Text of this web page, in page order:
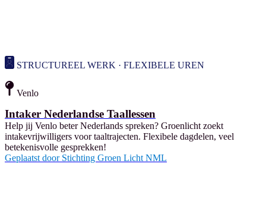
STRUCTUREEL WERK · FLEXIBELE UREN
Venlo
Intaker Nederlandse Taallessen
Help jij Venlo beter Nederlands spreken? Groenlicht zoekt
intakevrijwilligers voor taaltrajecten. Flexibele dagdelen, veel
betekenisvolle gesprekken!
Geplaatst door Stichting Groen Licht NML